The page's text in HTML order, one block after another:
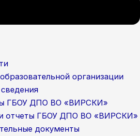
организации
ГБОУ ДПО ВО «ВИРСКИ»
отчеты ГБОУ ДПО ВО «ВИРСКИ»
документы